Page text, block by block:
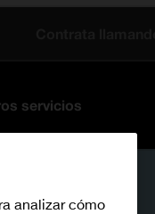
servicios
analizar cómo